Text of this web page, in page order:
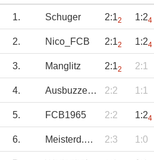
1. Schuger 2:12 1:24
2. Nico_FCB 2:12 1:24
3. Manglitz 2:12 2:1
4. Ausbuzzer87.5 2:2 1:1
5. FCB1965 2:2 1:24
6. Meisterd.Herzen 2:3 1:0